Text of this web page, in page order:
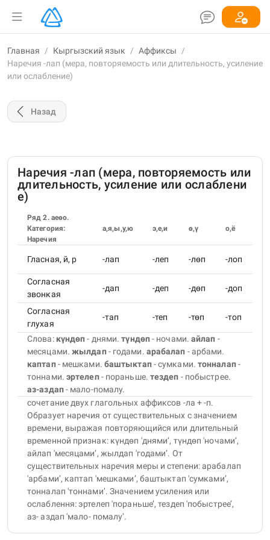
Главная / Кыргызский язык / Аффиксы
/
Наречия -лап (мера, повторяемость или длительность, усиление
или ослабление)
Назад
Наречия -лап (мера, повторяемость или
длительность, усиление или ослаблени
е)
Ряд 2. аеөо.
Категория:
Наречия
а,я,ы,у,ю э,е,и ө,ү о,ё
Гласная, й, р -лап -леп -лөп -лоп
Согласная
звонкая
-дап -деп -дөп -доп
Согласная
глухая
-тап -теп -төп -топ
Слова: күндөп- днями.түндөп- ночами.айлап -
месяцами.жылдап- годами. арабалап - арбами.
каптап- мешками. баштыктап- сумками. тонналап-
тоннами. эртелеп- пораньше. тездеп - побыстрее.
аз-аздап- мало-помалу.
сочетание двух глагольных аффиксов -ла + -п.
Образует наречия от существительных с значением
времени, выражая повторяющийся или длительный
временной признак: күндөп 'днями’, түндөп 'ночами’,
айлап 'месяцами’, жылдап 'годами’. От
существительных наречия меры и степени: арабалап
'арбами’, каптап 'мешками’, баштыктап 'сумками’,
тонналап 'тоннами’. Значением усиления или
ослаблення: эртелеп 'пораньше’, тездеп 'побыстрее’,
аз- аздап 'мало- помалу’.